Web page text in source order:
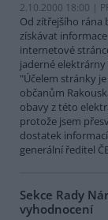
2.10.2000 18:00 |
Od zítřejšího rána
získávat
internetové
jaderné elektrárny
"Účelem stránky
občanům
obavy z této
protože jsem
dostatek
generální ředitel
Sekce Rady
vyhodnocení